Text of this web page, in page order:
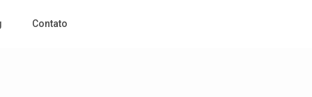
Contato